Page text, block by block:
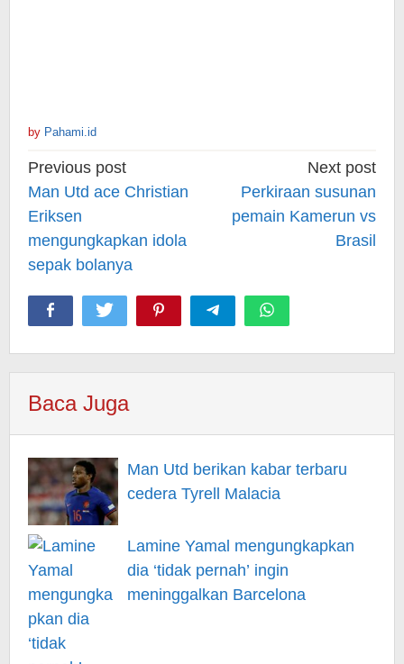
by Pahami.id
Post
navigation
Previous post
Man Utd ace Christian
Eriksen
mengungkapkan idola
sepak bolanya
Next post
Perkiraan susunan
pemain Kamerun vs
Brasil
Baca Juga
Man Utd berikan kabar terbaru
cedera Tyrell Malacia
Lamine Yamal mengungkapkan
dia ‘tidak pernah’ ingin
meninggalkan Barcelona